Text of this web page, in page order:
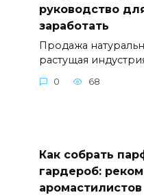
руководство
заработать
Продажа
растущая
0 68
Как собрать
гардероб:
аромастилистов